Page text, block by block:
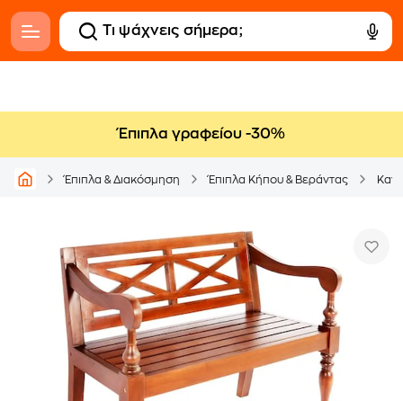
Έπιπλα γραφείου -30%
Έπιπλα & Διακόσμηση Έπιπλα Κήπου & Βεράντας